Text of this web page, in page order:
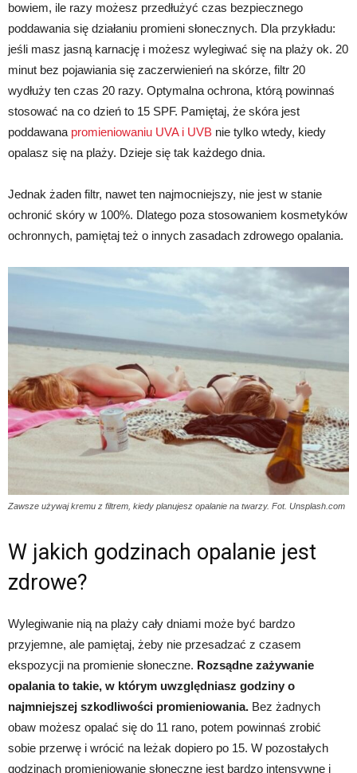
bowiem, ile razy możesz przedłużyć czas bezpiecznego
poddawania się działaniu promieni słonecznych. Dla przykładu:
jeśli masz jasną karnację i możesz wylegiwać się na plaży ok. 20
minut bez pojawiania się zaczerwienień na skórze, filtr 20
wydłuży ten czas 20 razy. Optymalna ochrona, którą powinnaś
stosować na co dzień to 15 SPF. Pamiętaj, że skóra jest
poddawana promieniowaniu UVA i UVB nie tylko wtedy, kiedy
opalasz się na plaży. Dzieje się tak każdego dnia.
Jednak żaden filtr, nawet ten najmocniejszy, nie jest w stanie
ochronić skóry w 100%. Dlatego poza stosowaniem kosmetyków
ochronnych, pamiętaj też o innych zasadach zdrowego opalania.
Zawsze używaj kremu z filtrem, kiedy planujesz opalanie na twarzy. Fot. Unsplash.com
W jakich godzinach opalanie jest
zdrowe?
Wylegiwanie nią na plaży cały dniami może być bardzo
przyjemne, ale pamiętaj, żeby nie przesadzać z czasem
ekspozycji na promienie słoneczne. Rozsądne zażywanie
opalania to takie, w którym uwzględniasz godziny o
najmniejszej szkodliwości promieniowania. Bez żadnych
obaw możesz opalać się do 11 rano, potem powinnaś zrobić
sobie przerwę i wrócić na leżak dopiero po 15. W pozostałych
godzinach promieniowanie słoneczne jest bardzo intensywne i